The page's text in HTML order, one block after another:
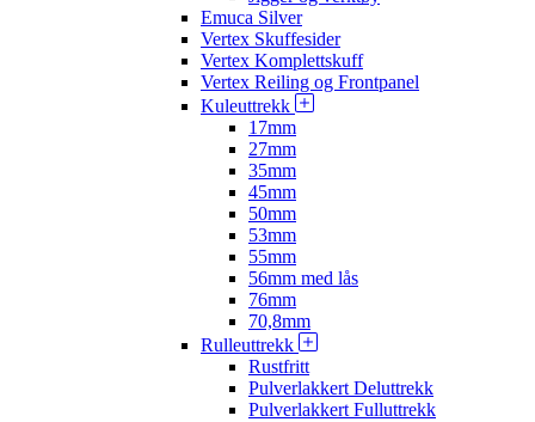
Emuca Silver
Vertex Skuffesider
Vertex Komplettskuff
Vertex Reiling og Frontpanel
Kuleuttrekk
17mm
27mm
35mm
45mm
50mm
53mm
55mm
56mm med lås
76mm
70,8mm
Rulleuttrekk
Rustfritt
Pulverlakkert Deluttrekk
Pulverlakkert Fulluttrekk